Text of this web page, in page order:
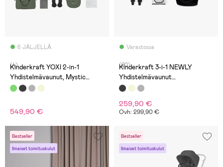
6 JÄLJELLÄ
(4)
Kinderkraft YOXI 2-in-1
Yhdistelmävaunut, Mystic
Green
549,90 €
Varastossa
(20)
Kinderkraft 3-i-1 NEWLY
Yhdistelmävaunut
Travelsystem, Classic Black
259,90 €
Ovh: 299,90 €
Bestseller
Ilmaiset toimituskulut
Bestseller
Ilmaiset toimituskulut